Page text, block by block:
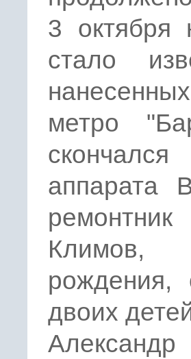
3
стало
метро
аппарата
рождения,
двоих